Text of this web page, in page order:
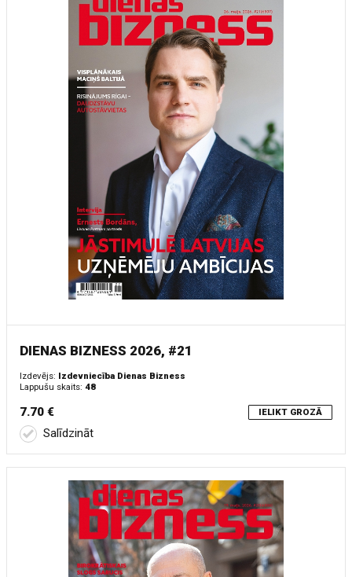
DIENAS BIZNESS 2026, #21
Izdevējs: Izdevniecība Dienas Bizness
Lappušu skaits: 48
7.70 € IELIKT GROZĀ
Salīdzināt